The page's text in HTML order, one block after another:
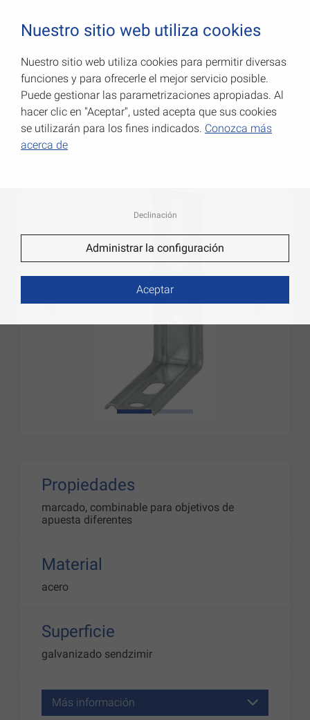
Escuadras ajustables
Número de art.: 000276060Z
1
Propiedades
marcado, combinable para objetivos de
apuesta diferentes
Material
acero
Superficie
galvanizado sendzimir
Más información
Nuestro sitio web utiliza cookies
Nuestro sitio web utiliza cookies para permitir diversas
funciones y para ofrecerle el mejor servicio posible.
Puede gestionar las parametrizaciones apropiadas. Al
hacer clic en "Aceptar", usted acepta que sus cookies
se utilizarán para los fines indicados. Conozca más
acerca de
Declinación
Administrar la configuración
Aceptar